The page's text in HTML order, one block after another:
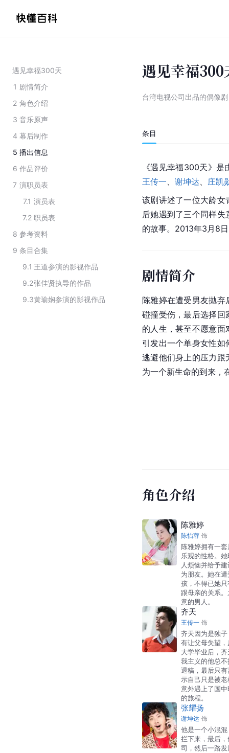
遇见幸福300天
1 剧情简介
2 角色介绍
3 音乐原声
4 幕后制作
5 播出信息
6 作品评价
7 演职员表
7.1 演员表
7.2 职员表
8 参考资料
9 条目合集
9.1 王道参演的影视作品
9.2张佳贤执导的作品
9.3黄瑜娴参演的影视作品
遇见幸福300
台湾电视公司出品的偶像剧
条目
《遇见幸福300天》是
王传一
谢坤达
庄凯
该剧讲述了一位大龄女
后她遇到了三个同样
的故事。2013年3月8
剧情简介
陈雅婷在遭受男友抛弃
碰撞受伤，最后选择回
的人生，甚至不愿意
引发出一个单身女性
逃避他们身上的压力跟
为一个新生命的到来，
角色介绍
陈雅婷
陈怡蓉 饰
陈雅婷拥有一
乐观的性格。
人烦恼并给予
为朋友。她在
孩，不得已她
跟母亲的关系
意的男人。
齐天
王传一 饰
齐天因为是独
有让父母失望
大学毕业后，
我主义的他总
退稿，最后只
示自己只是被
意外遇上了国
的旅程。
张耀扬
谢坤达 饰
他是一个小混
拦下来，最后
司，然后一路